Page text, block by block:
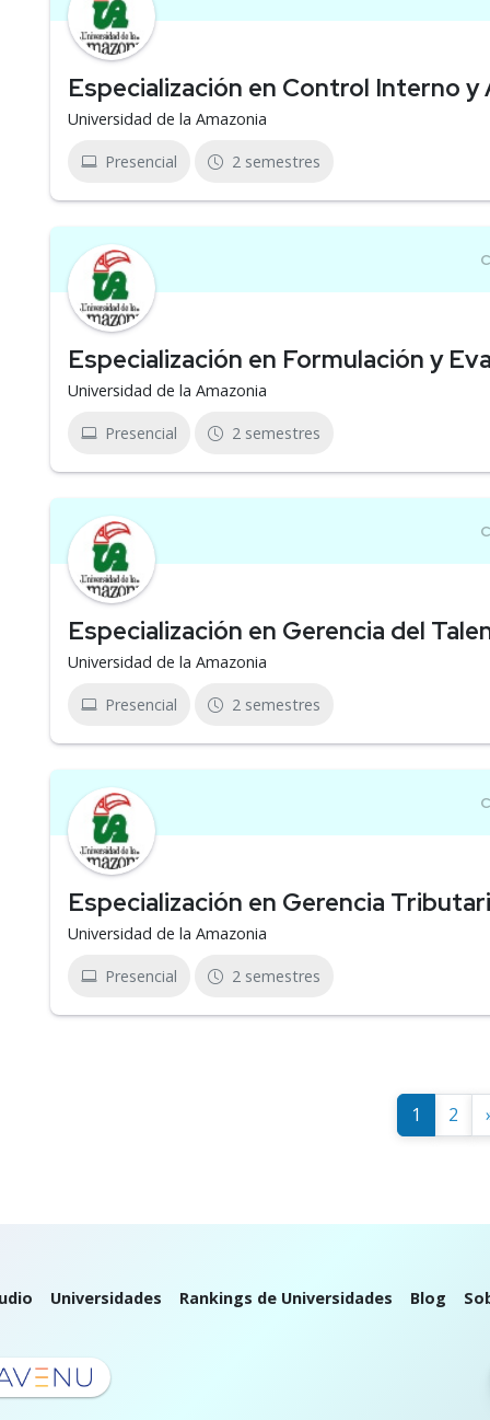
Especialización en Control Interno
Universidad de la Amazonia
Presencial 2 semestres
Especialización en Formulación y
Universidad de la Amazonia
Presencial 2 semestres
Especialización en Gerencia del
Universidad de la Amazonia
Presencial 2 semestres
Especialización en Gerencia
Universidad de la Amazonia
Presencial 2 semestres
1 2
Universidades Rankings de Universidades Blog